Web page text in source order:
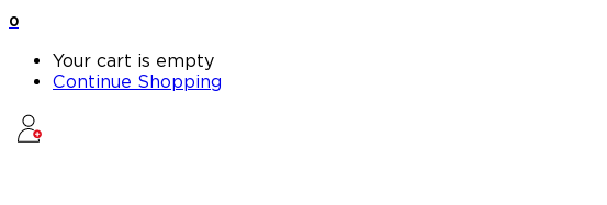
0
Your cart is empty
Continue Shopping